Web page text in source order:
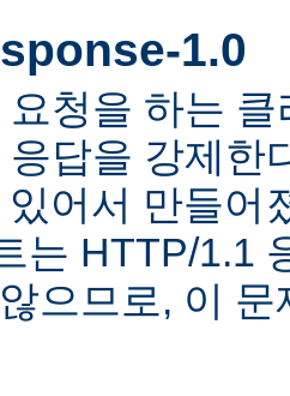
1.0
청을 하는
답을 강제한
어서 만들어
는 HTTP/1.1
으므로, 이